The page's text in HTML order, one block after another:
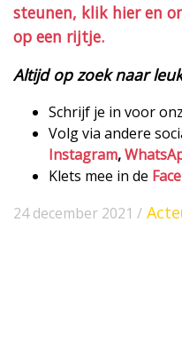
steunen, klik hier en
op een rijtje.
Altijd op zoek naar
Schrijf je in voor
Volg via andere
Instagram,
Klets mee in de
24 december 2021 /